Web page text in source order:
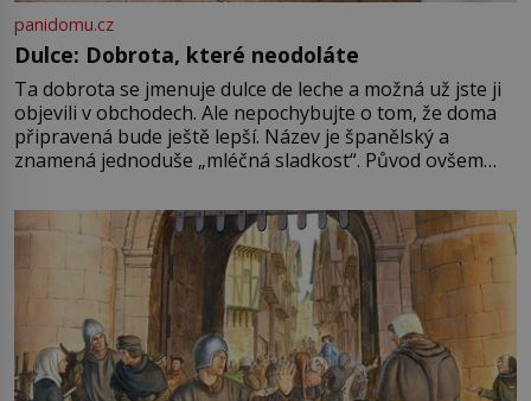
panidomu.cz
Dulce: Dobrota, které neodoláte
Ta dobrota se jmenuje dulce de leche a možná už jste ji
objevili v obchodech. Ale nepochybujte o tom, že doma
připravená bude ještě lepší. Název je španělský a
znamená jednoduše „mléčná sladkost“. Původ ovšem
pře hned několik latinskoamerických zemí a k tomu
Francie, kde se traduje,